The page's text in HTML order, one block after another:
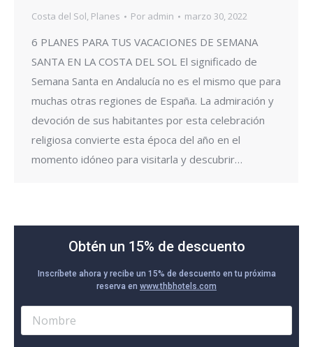
Costa del Sol, Planes Por admin marzo 30, 2022
6 PLANES PARA TUS VACACIONES DE SEMANA
SANTA EN LA COSTA DEL SOL El significado de
Semana Santa en Andalucía no es el mismo que para
muchas otras regiones de España. La admiración y
devoción de sus habitantes por esta celebración
religiosa convierte esta época del año en el
momento idóneo para visitarla y descubrir…
Obtén un 15% de descuento
Inscríbete ahora y recibe un 15% de descuento en tu próxima
reserva en www.thbhotels.com